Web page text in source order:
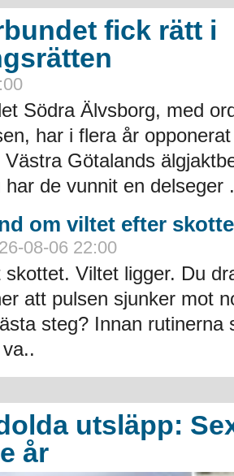
fick rätt i
Södra Älvsborg, med
har i flera år
Götalands
de vunnit en delseger
om viltet efter
08-06 22:00
Viltet ligger. Du
att pulsen sjunker mot
steg? Innan rutinerna
utsläpp:
år